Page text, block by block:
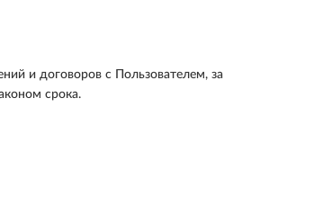
и договоров с Пользователем, за
срока.